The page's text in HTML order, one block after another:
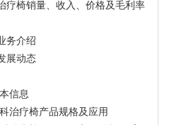
业务介绍
发展动态
本信息
牙科治疗椅产品规格及应用